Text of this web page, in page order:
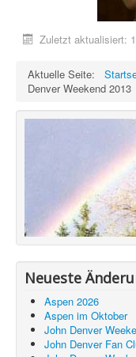
Zuletzt aktualisiert:
Aktuelle Seite:
Denver Weekend 2013
Neueste
Aspen 2026
Aspen im Oktober
John Denver
John Denver Fan